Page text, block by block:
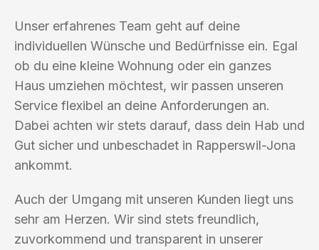
Unser erfahrenes Team geht auf deine
individuellen Wünsche und Bedürfnisse ein. Egal
ob du eine kleine Wohnung oder ein ganzes
Haus umziehen möchtest, wir passen unseren
Service flexibel an deine Anforderungen an.
Dabei achten wir stets darauf, dass dein Hab und
Gut sicher und unbeschadet in Rapperswil-Jona
ankommt.
Auch der Umgang mit unseren Kunden liegt uns
sehr am Herzen. Wir sind stets freundlich,
zuvorkommend und transparent in unserer